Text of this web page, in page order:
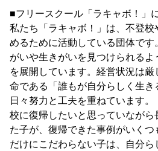
■フリースクール「ラキャボ！」
私たち「ラキャボ！」は、不登
めるために活動している団体です
がいや生きがいを見つけられる
を展開しています。経営状況は
命である「誰もが自分らしく生き
日々努力と工夫を重ねています
校に復帰したいと思っていなが
た子が、復帰できた事例がいく
だけにこだわらない子は、自分